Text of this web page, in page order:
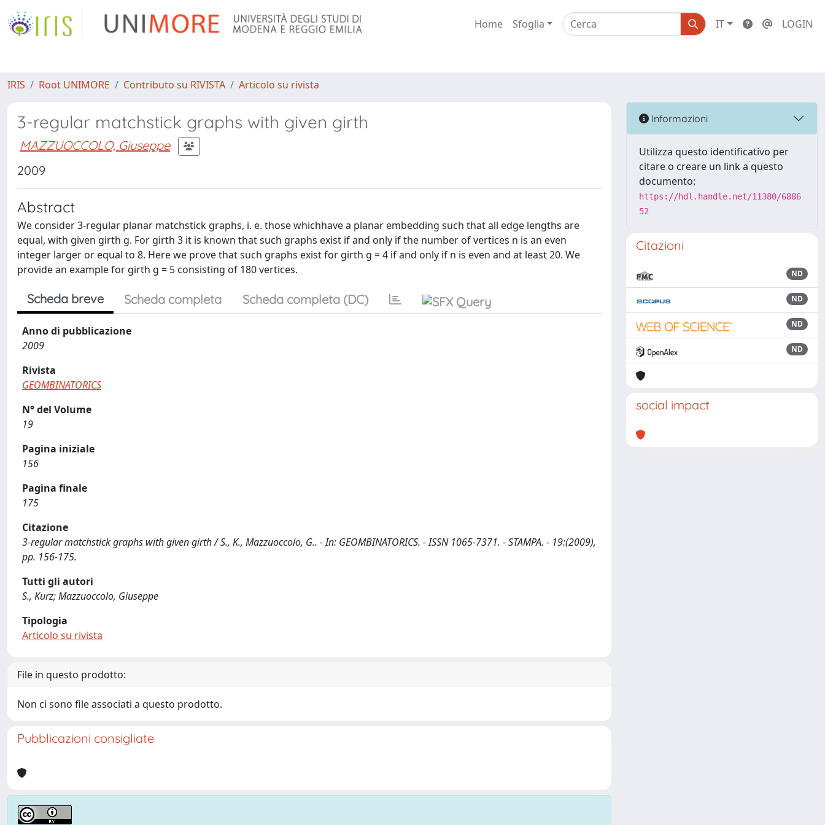
Home Sfoglia IT LOGIN
IRIS Root UNIMORE Contributo su RIVISTA Articolo su rivista
3-regular matchstick graphs with given girth
MAZZUOCCOLO, Giuseppe
2009
Abstract
We consider 3-regular planar matchstick graphs, i. e. those whichhave a planar embedding such that all edge lengths are
equal, with given girth g. For girth 3 it is known that such graphs exist if and only if the number of vertices n is an even
integer larger or equal to 8. Here we prove that such graphs exist for girth g = 4 if and only if n is even and at least 20. We
provide an example for girth g = 5 consisting of 180 vertices.
Scheda breve Scheda completa Scheda completa (DC)
Anno di pubblicazione
2009
Rivista
GEOMBINATORICS
N° del Volume
19
Pagina iniziale
156
Pagina finale
175
Citazione
3-regular matchstick graphs with given girth / S., K., Mazzuoccolo, G.. - In: GEOMBINATORICS. - ISSN 1065-7371. - STAMPA. - 19:(2009),
pp. 156-175.
Tutti gli autori
S., Kurz; Mazzuoccolo, Giuseppe
Tipologia
Articolo su rivista
File in questo prodotto:
Non ci sono file associati a questo prodotto.
Pubblicazioni consigliate
Informazioni
Utilizza questo identificativo per
citare o creare un link a questo
documento:
https://hdl.handle.net/11380/6886
52
Citazioni
ND
ND
ND
ND
social impact